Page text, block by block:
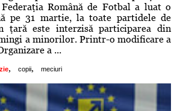
Română de Fotbal a luat o
pe 31 martie, la toate partidele de
ţară este interzisă participarea din
a minorilor. Printr-o modificare a
a ...
, copii, meciuri